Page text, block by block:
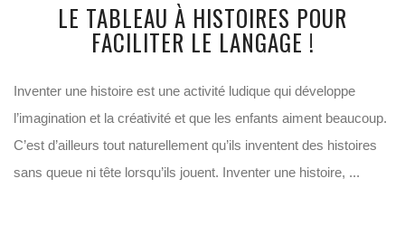
LE TABLEAU À HISTOIRES POUR
FACILITER LE LANGAGE !
Inventer une histoire est une activité ludique qui développe
l’imagination et la créativité et que les enfants aiment beaucoup.
C’est d’ailleurs tout naturellement qu’ils inventent des histoires
sans queue ni tête lorsqu’ils jouent. Inventer une histoire, ...